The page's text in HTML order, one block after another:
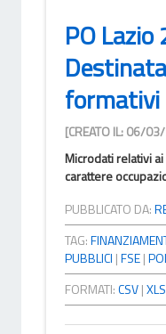
PO
formativi
[CREATO IL: 06/
Microdati relativi
carattere
PUBBLICATO DA:
TAG:
PUBBLICI |FSE|
FORMATI:CSV|XLS